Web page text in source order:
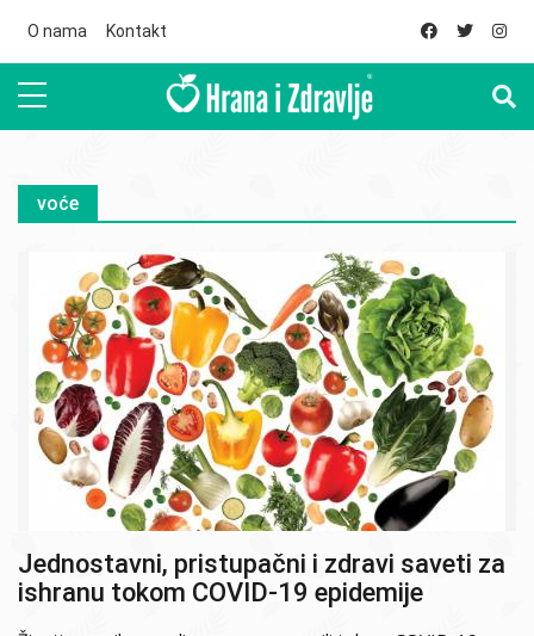
O nama Kontakt
voće
Jednostavni, pristupačni i zdravi saveti za
ishranu tokom COVID-19 epidemije